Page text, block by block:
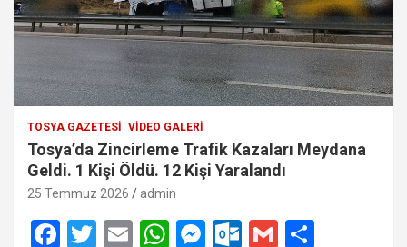
TOSYA GAZETESI VIDEO GALERI
Tosya’da Zincirleme Trafik Kazaları Meydana
Geldi. 1 Kişi Öldü. 12 Kişi Yaralandı
25 Temmuz 2026 admin
F
T
E
W
M
O
G